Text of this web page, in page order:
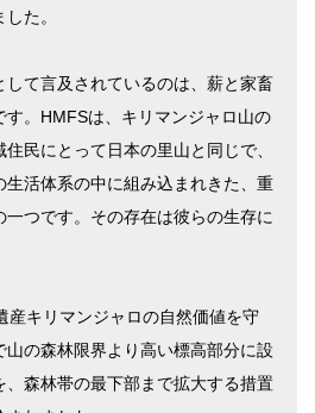
た。
して言及されているのは、薪と家畜
す。HMFSは、キリマンジャロ山の
民にとって日本の里山と同じで、
活体系の中に組み込まれきた、重
つです。その存在は彼らの生存に
産キリマンジャロの自然価値を守
山の森林限界より高い標高部分に設
、森林帯の最下部まで拡大する措置